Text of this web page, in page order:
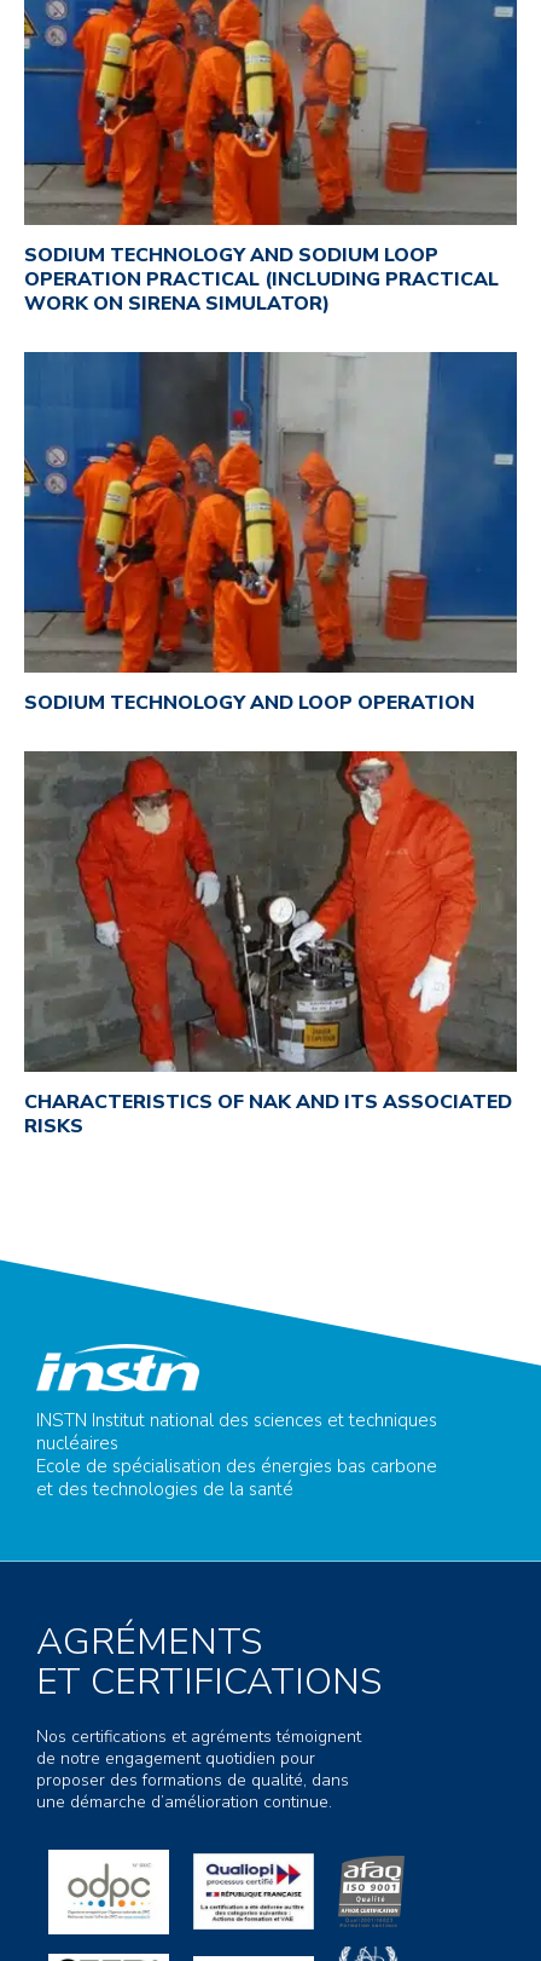
SODIUM TECHNOLOGY AND SODIUM LOOP
OPERATION PRACTICAL (INCLUDING PRACTICAL
WORK ON SIRENA SIMULATOR)
SODIUM TECHNOLOGY AND LOOP OPERATION
CHARACTERISTICS OF NAK AND ITS ASSOCIATED
RISKS
INSTN Institut national des sciences et techniques
nucléaires
Ecole de spécialisation des énergies bas carbone
et des technologies de la santé
AGRÉMENTS
ET CERTIFICATIONS
Nos certifications et agréments témoignent
de notre engagement quotidien pour
proposer des formations de qualité, dans
une démarche d’amélioration continue.